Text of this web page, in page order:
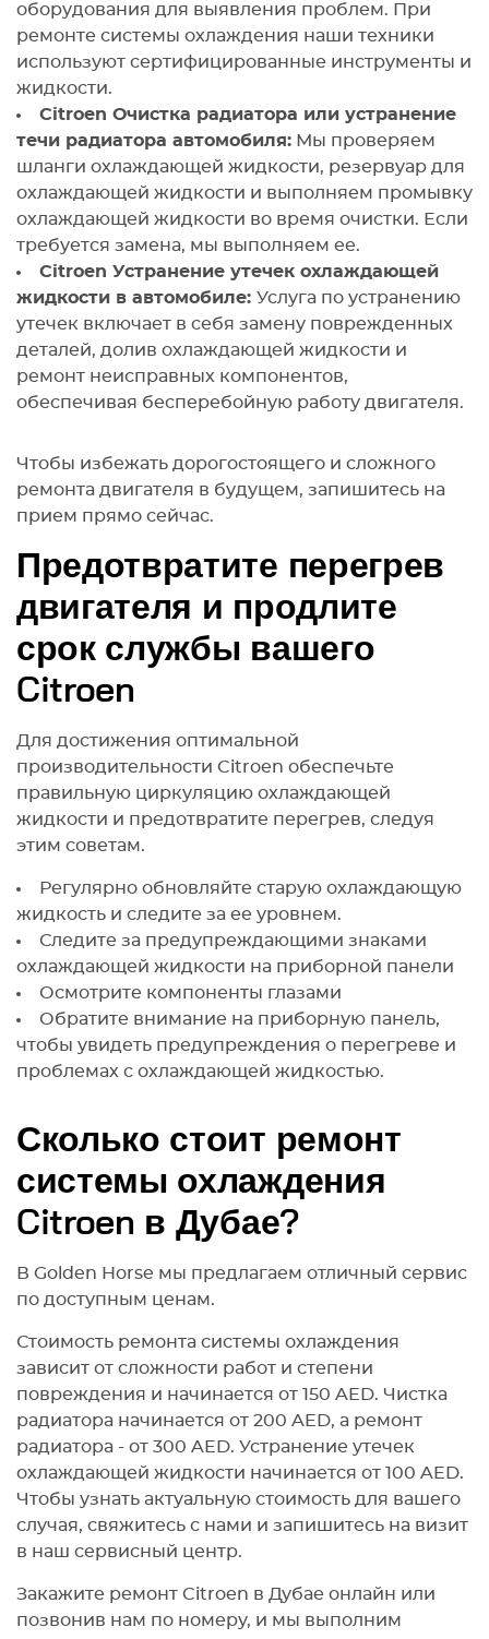
оборудования для выявления проблем. При
ремонте системы охлаждения наши техники
используют сертифицированные инструменты и
жидкости.
Citroen Очистка радиатора или устранение
течи радиатора автомобиля: Мы проверяем
шланги охлаждающей жидкости, резервуар для
охлаждающей жидкости и выполняем промывку
охлаждающей жидкости во время очистки. Если
требуется замена, мы выполняем ее.
Citroen Устранение утечек охлаждающей
жидкости в автомобиле: Услуга по устранению
утечек включает в себя замену поврежденных
деталей, долив охлаждающей жидкости и
ремонт неисправных компонентов,
обеспечивая бесперебойную работу двигателя.
Чтобы избежать дорогостоящего и сложного
ремонта двигателя в будущем, запишитесь на
прием прямо сейчас.
Предотвратите перегрев
двигателя и продлите
срок службы вашего
Citroen
Для достижения оптимальной
производительности Citroen обеспечьте
правильную циркуляцию охлаждающей
жидкости и предотвратите перегрев, следуя
этим советам.
Регулярно обновляйте старую охлаждающую
жидкость и следите за ее уровнем.
Следите за предупреждающими знаками
охлаждающей жидкости на приборной панели
Осмотрите компоненты глазами
Обратите внимание на приборную панель,
чтобы увидеть предупреждения о перегреве и
проблемах с охлаждающей жидкостью.
Сколько стоит ремонт
системы охлаждения
Citroen в Дубае?
В Golden Horse мы предлагаем отличный сервис
по доступным ценам.
Стоимость ремонта системы охлаждения
зависит от сложности работ и степени
повреждения и начинается от 150 AED. Чистка
радиатора начинается от 200 AED, а ремонт
радиатора - от 300 AED. Устранение утечек
охлаждающей жидкости начинается от 100 AED.
Чтобы узнать актуальную стоимость для вашего
случая, свяжитесь с нами и запишитесь на визит
в наш сервисный центр.
Закажите ремонт Citroen в Дубае онлайн или
позвонив нам по номеру, и мы выполним